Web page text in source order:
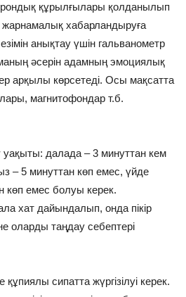
құрылғылары қолданылып
жарнамалық хабарландыруға
анықтау үшін гальванометр
әсерін адамның эмоциялық
арқылы көрсетеді. Осы мақсатта
магнитофондар т.б.
далада – 3 минуттан кем
– 5 минуттан көп емес, үйде
көп емес болуы керек.
хат дайындалып, онда пікір
оларды таңдау себептері
құпиялы сипатта жүргізілуі керек.